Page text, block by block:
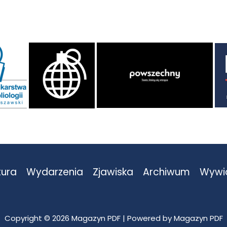
Wydarzenia Zjawiska Archiwum
Copyright © 2026 Magazyn PDF | Powered by Magazyn PDF